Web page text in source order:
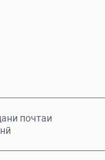
почтаи